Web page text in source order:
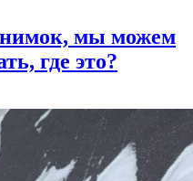
мы можем
где это?